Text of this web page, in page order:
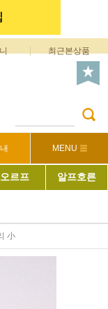
최근본상품
MENU
오르프 알프호른
小